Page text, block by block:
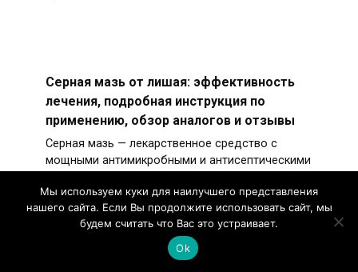
Серная мазь от лишая: эффективность
лечения, подробная инструкция по
применению, обзор аналогов и отзывы
Серная мазь — лекарственное средство с
мощными антимикробными и антисептическими
Мы используем куки для наилучшего представления
нашего сайта. Если Вы продолжите использовать сайт, мы
будем считать что Вас это устраивает.
Ok